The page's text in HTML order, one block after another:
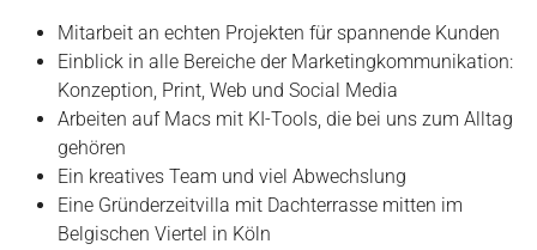
Mitarbeit an echten Projekten für spannende Kunden
Einblick in alle Bereiche der Marketingkommunikation:
Konzeption, Print, Web und Social Media
Arbeiten auf Macs mit KI-Tools, die bei uns zum Alltag
gehören
Ein kreatives Team und viel Abwechslung
Eine Gründerzeitvilla mit Dachterrasse mitten im
Belgischen Viertel in Köln